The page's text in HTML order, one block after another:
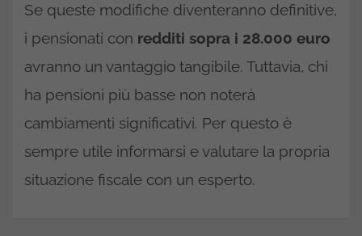
Se queste modifiche diventeranno definitive,
i pensionati con redditi sopra i 28.000 euro
avranno un vantaggio tangibile. Tuttavia, chi
ha pensioni più basse non noterà
cambiamenti significativi. Per questo è
sempre utile informarsi e valutare la propria
situazione fiscale con un esperto.